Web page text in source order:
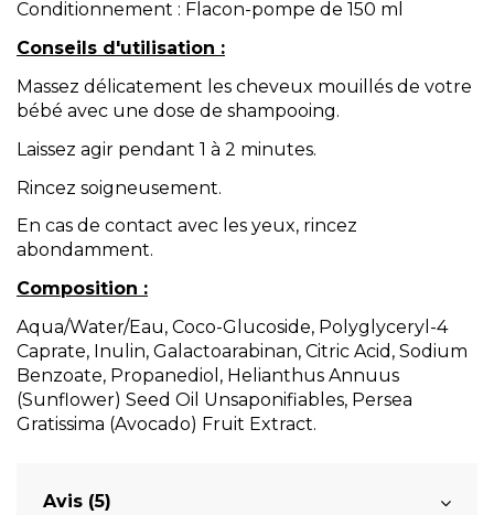
Conditionnement : Flacon-pompe de 150 ml
Conseils d'utilisation :
Massez délicatement les cheveux mouillés de votre
bébé avec une dose de shampooing.
Laissez agir pendant 1 à 2 minutes.
Rincez soigneusement.
En cas de contact avec les yeux, rincez
abondamment.
Composition :
Aqua/Water/Eau, Coco-Glucoside, Polyglyceryl-4
Caprate, Inulin, Galactoarabinan, Citric Acid, Sodium
Benzoate, Propanediol, Helianthus Annuus
(Sunflower) Seed Oil Unsaponifiables, Persea
Gratissima (Avocado) Fruit Extract.
Avis (5)